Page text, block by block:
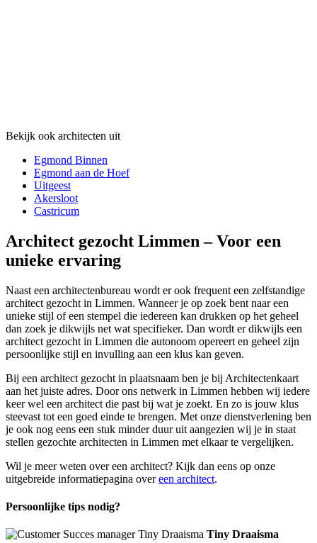
Bekijk ook architecten uit
Egmond Binnen
Egmond aan de Hoef
Uitgeest
Akersloot
Castricum
Architect gezocht Limmen – Voor een
unieke ervaring
Naast een architectenbureau wordt er ook frequent een zelfstandige
architect gezocht in Limmen. Wanneer je op zoek bent naar een
unieke stijl of een stempel die iedereen kan drukken op het geheel
dan zoek je dikwijls net wat specifieker. Dan wordt er dikwijls een
architect gezocht in Limmen die autonoom opereert en geheel zijn
persoonlijke stijl en invulling aan een klus kan geven.
Bij een architect gezocht in plaatsnaam ben je bij Architectenkaart
aan het juiste adres. Door ons netwerk in Limmen hebben wij iedere
keer wel een architect die past bij wat je zoekt. En zo is jouw klus
steevast tot een goed einde te brengen. Met onze dienstverlening ben
je ook nog eens een stuk minder duur uit aangezien wij je in staat
stellen gezochte architecten in Limmen met elkaar te vergelijken.
Wil je meer weten over een architect? Kijk dan eens op onze
uitgebreide informatiepagina overeen architect.
Persoonlijke tips nodig?
Tiny Draaisma